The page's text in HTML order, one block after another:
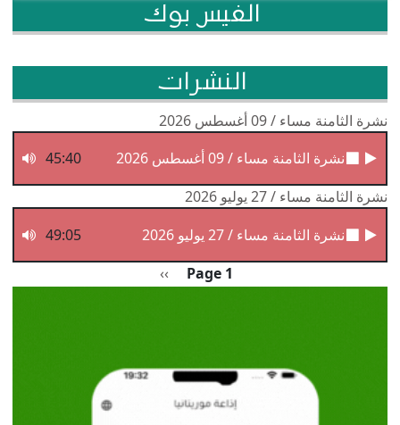
الفيس بوك
النشرات
نشرة الثامنة مساء / 09 أغسطس 2026
نشرة الثامنة مساء / 09 أغسطس 2026
45:40
نشرة الثامنة مساء / 27 يوليو 2026
نشرة الثامنة مساء / 27 يوليو 2026
49:05
Page 1 الصفحة التالية
››